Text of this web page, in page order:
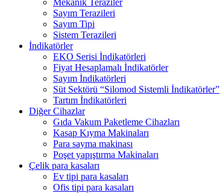
Mekanik Teraziler
Sayım Terazileri
Sayım Tipi
Sistem Terazileri
İndikatörler
EKO Serisi İndikatörleri
Fiyat Hesaplamalı İndikatörler
Sayım İndikatörleri
Süt Sektörü “Silomod Sistemli İndikatörler”
Tartım İndikatörleri
Diğer Cihazlar
Gıda Vakum Paketleme Cihazları
Kasap Kıyma Makinaları
Para sayma makinası
Poşet yapıştırma Makinaları
Çelik para kasaları
Ev tipi para kasaları
Ofis tipi para kasaları